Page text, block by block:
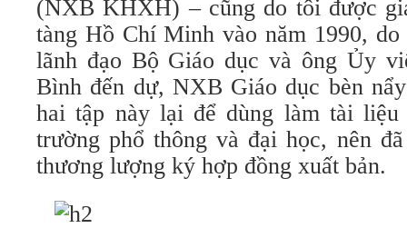
(NXB KHXH) – cũng do tôi được
tàng Hồ Chí Minh vào năm 1990,
lãnh đạo Bộ Giáo dục và ông Ủy
Bình đến dự, NXB Giáo dục bèn
hai tập này lại để dùng làm tài liệu
trường phổ thông và đại học, nên
thương lượng ký hợp đồng xuất bản.